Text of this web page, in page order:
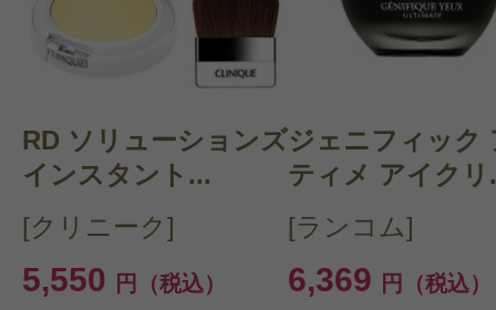
クチコミを投稿する
CT 会員様は、マイページの「購
らクチコミ投稿すると1 商品に
ントプレゼント！
RD ソリューションズ
インスタント...
[クリニーク]
5,550 円（税込）
ジェニフィック
ティメ アイクリ
[ランコム]
6,369 円（税込）